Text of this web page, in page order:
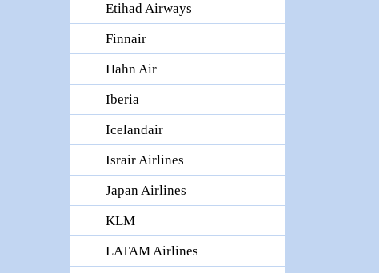
Etihad Airways
Finnair
Hahn Air
Iberia
Icelandair
Israir Airlines
Japan Airlines
KLM
LATAM Airlines